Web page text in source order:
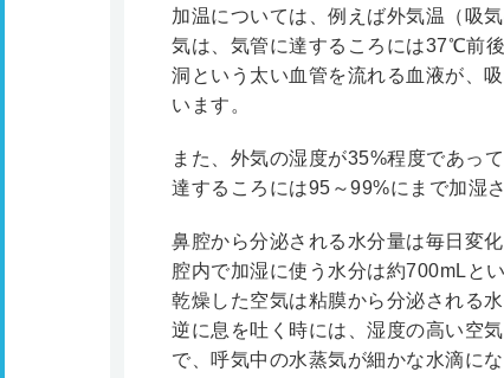
加温については、例えば外気温（吸
気は、気管に達するころには37℃前
洞という太い血管を流れる血液が、
います。
また、外気の湿度が35%程度であっ
達するころには95～99%にまで加湿
鼻腔から分泌される水分量は毎日変
腔内で加湿に使う水分は約700mLと
乾燥した空気は粘膜から分泌される
逆に息を吐く時には、湿度の高い空
で、呼気中の水蒸気が細かな水滴に